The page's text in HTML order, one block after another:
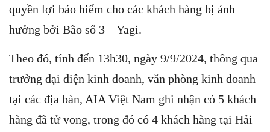
quyền lợi bảo hiểm cho các khách hàng bị ảnh
hưởng bởi Bão số 3 – Yagi.
Theo đó, tính đến 13h30, ngày 9/9/2024, thông qua
trưởng đại diện kinh doanh, văn phòng kinh doanh
tại các địa bàn, AIA Việt Nam ghi nhận có 5 khách
hàng đã tử vong, trong đó có 4 khách hàng tại Hải